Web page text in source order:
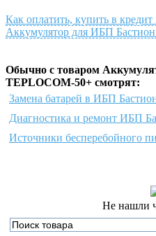
Как оплатить, купить в кредит
Аккумулятор для ИБП
Обычно с товаром
TEPLOCOM-50+ смотрят:
Замена батарей в ИБП
Диагностика и ремонт ИБП
Источники бесперебойного
Не нашли